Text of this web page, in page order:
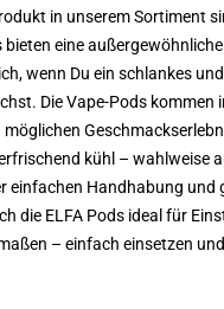
in unserem Sortiment
bieten eine
wenn Du ein schlankes
Die Vape-Pods kommen
möglichen
kühl – wahlweise
einfachen Handhabung und
die ELFA Pods ideal für
– einfach einsetzen